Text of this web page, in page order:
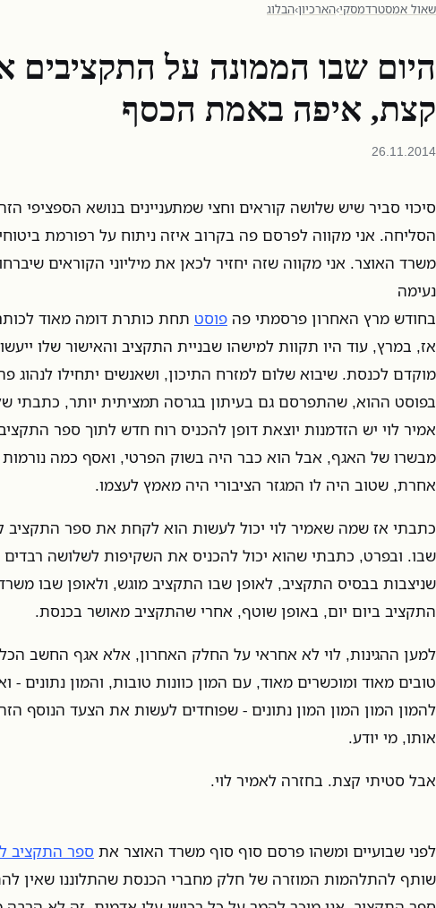
שאול אמסטרדמסקי›הארכיון›הבלוג
היום שבו הממונה על התקציבים
קצת, איפה באמת הכסף
26.11.2014
סיכוי סביר שיש שלושה קוראים וחצי שמתעניינים בנושא הספציפי
הסליחה. אני מקווה לפרסם פה בקרוב איזה ניתוח על רפורמת
משרד האוצר. אני מקווה שזה יחזיר לכאן את מיליוני הקוראים
נעימה
בחודש מרץ האחרון פרסמתי פה פוסט תחת כותרת דומה מאוד
אז, במרץ, עוד היו תקוות למישהו שבניית התקציב והאישור שלו
מוקדם לכנסת. שיבוא שלום למזרח התיכון, ושאנשים יתחילו לנהוג
בפוסט ההוא, שהתפרסם גם בעיתון בגרסה תמציתית יותר, כתבתי
אמיר לוי יש הזדמנות יוצאת דופן להכניס רוח חדש לתוך ספר
מבשרו של האגף, אבל הוא כבר היה בשוק הפרטי, ואסף כמה נורמות
אחרת, שטוב היה לו המגזר הציבורי היה מאמץ לעצמו.
כתבתי אז שמה שאמיר לוי יכול לעשות הוא לקחת את ספר התקציב
שבו. ובפרט, כתבתי שהוא יכול להכניס את השקיפות לשלושה רבדים
שניצבות בבסיס התקציב, לאופן שבו התקציב מוגש, ולאופן שבו
התקציב ביום יום, באופן שוטף, אחרי שהתקציב מאושר בכנסת.
למען ההגינות, לוי לא אחראי על החלק האחרון, אלא אגף החשב
טובים מאוד ומוכשרים מאוד, עם המון כוונות טובות, והמון נתונים -
להמון המון המון המון נתונים - שפוחדים לעשות את הצעד הנוסף
אותו, מי יודע.
אבל סטיתי קצת. בחזרה לאמיר לוי.
לפני שבועיים ומשהו פרסם סוף סוף משרד האוצר את ספר התקציב
שותף להתלהמות המוזרה של חלק מחברי הכנסת שהתלוננו שאין